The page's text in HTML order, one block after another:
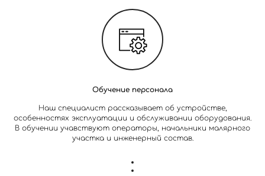
Обучение персонала
Наш специалист рассказывает об устройстве,
особенностях эксплуатации и обслуживании оборудования.
В обучении учавствуют операторы, начальники малярного
участка и инженерный состав.